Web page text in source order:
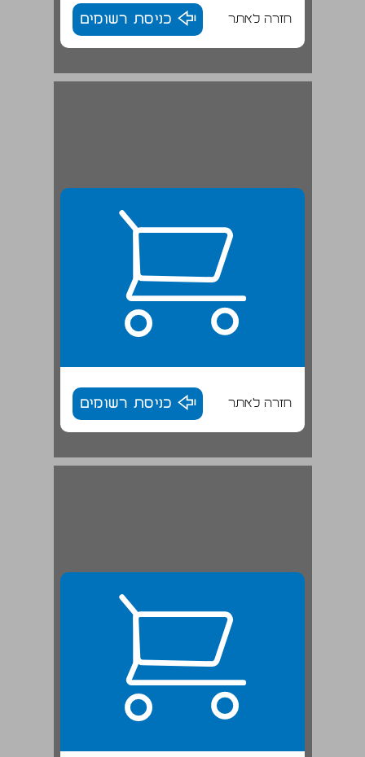
חזרה לאתר כניסת רשומים
חזרה לאתר כניסת רשומים
מאה שנים לשכונת הבוכרים בירושלים ... 22